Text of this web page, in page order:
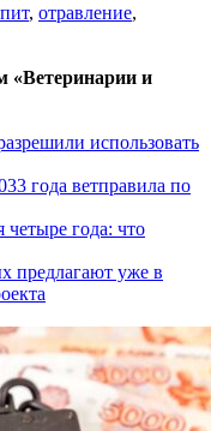
, отравление,
«Ветеринарии и
использовать
года ветправила по
года: что
предлагают уже в